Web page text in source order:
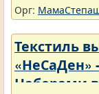
Орг:
Текстиль
«НеСаДен»
Наборами